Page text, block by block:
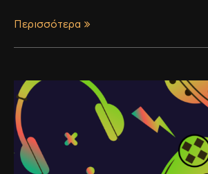
Περισσότερα